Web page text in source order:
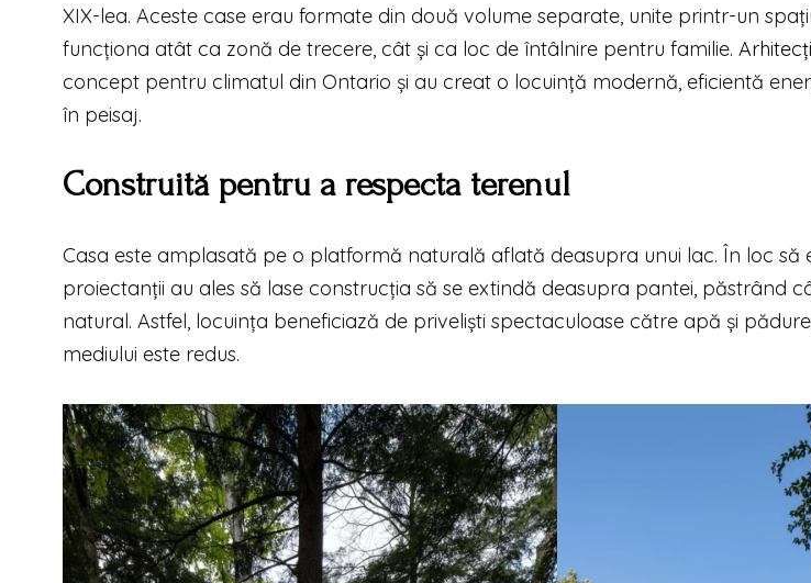
XIX-lea. Aceste case erau formate din două volume separate, unite printr-un
funcționa atât ca zonă de trecere, cât și ca loc de întâlnire pentru familie.
concept pentru climatul din Ontario și au creat o locuință modernă, eficientă
în peisaj.
Construită pentru a respecta terenul
Casa este amplasată pe o platformă naturală aflată deasupra unui lac. În loc să
proiectanții au ales să lase construcția să se extindă deasupra pantei, păstrând
natural. Astfel, locuința beneficiază de priveliști spectaculoase către apă și
mediului este redus.